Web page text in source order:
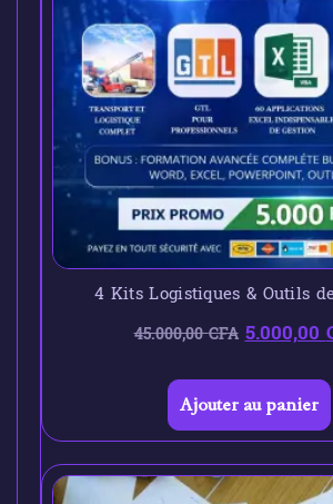
4 Kits Logistiques & Outils
45.000,00CFA 5.000,00
Ajouter au panier